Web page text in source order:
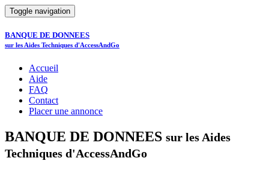
Toggle navigation
BANQUE DE DONNEES
sur les Aides Techniques d'AccessAndGo
Accueil
Aide
FAQ
Contact
Placer une annonce
BANQUE DE DONNEES sur les Aides
Techniques d'AccessAndGo